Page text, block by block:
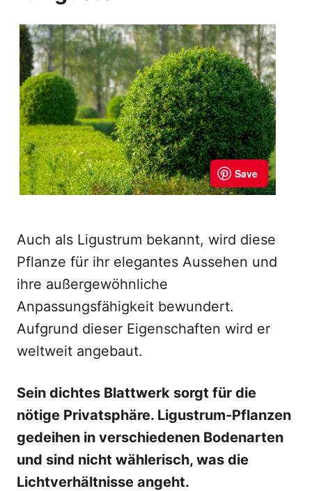
Auch als Ligustrum bekannt, wird diese
Pflanze für ihr elegantes Aussehen und
ihre außergewöhnliche
Anpassungsfähigkeit bewundert.
Aufgrund dieser Eigenschaften wird er
weltweit angebaut.
Sein dichtes Blattwerk sorgt für die
nötige Privatsphäre. Ligustrum-Pflanzen
gedeihen in verschiedenen Bodenarten
und sind nicht wählerisch, was die
Lichtverhältnisse angeht.